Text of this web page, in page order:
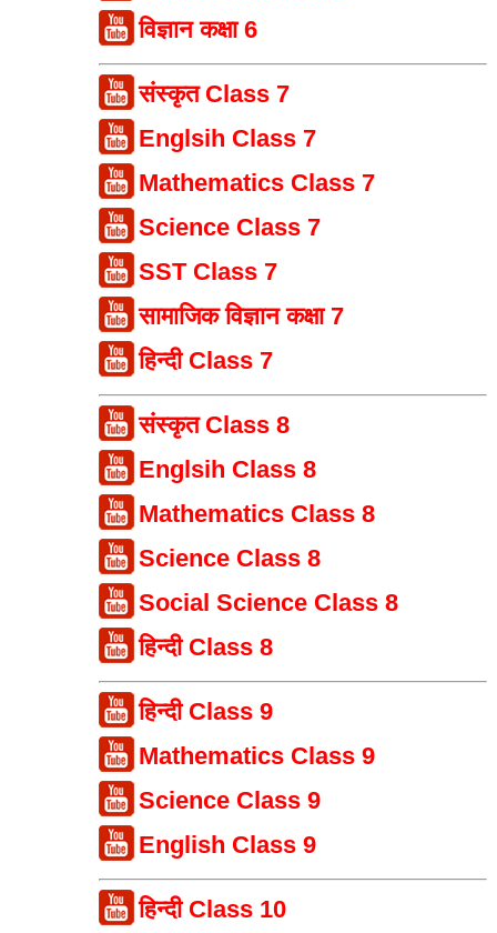
विज्ञान कक्षा 6
संस्कृत Class 7
Englsih Class 7
Mathematics Class 7
Science Class 7
SST Class 7
सामाजिक विज्ञान कक्षा 7
हिन्दी Class 7
संस्कृत Class 8
Englsih Class 8
Mathematics Class 8
Science Class 8
Social Science Class 8
हिन्दी Class 8
हिन्दी Class 9
Mathematics Class 9
Science Class 9
English Class 9
हिन्दी Class 10